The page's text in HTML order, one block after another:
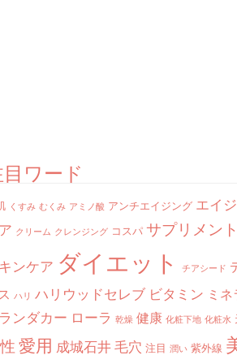
ワード
くすみ むくみ アミノ酸 アンチエイジング エイ
クリーム クレンジング コスパ サプリメント
ンケア ダイエット チアシード
ハリ ハリウッドセレブ ビタミン ミ
ンダカー ローラ 乾燥 健康 化粧下地 化粧水
愛用 成城石井毛穴 注目 潤い 紫外線